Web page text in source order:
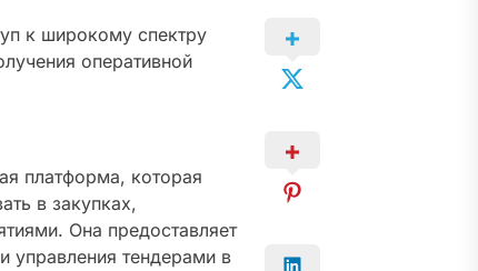
к широкому спектру
оперативной
платформа, которая
в закупках,
Она предоставляет
управления тендерами в